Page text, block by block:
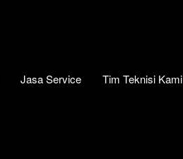
Jasa Service Tim Teknisi Kami